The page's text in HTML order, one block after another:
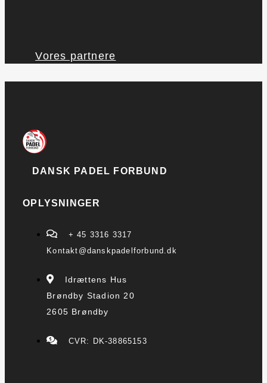
Vores partnere
DANSK PADEL FORBUND
OPLYSNINGER
+ 45 3316 3317
Kontakt@danskpadelforbund.dk
Idrættens Hus
Brøndby Stadion 20
2605 Brøndby
CVR: DK-38865153